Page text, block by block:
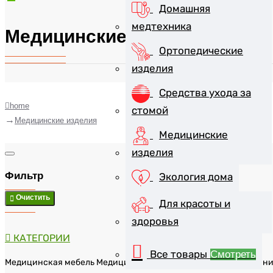
Домашняя
медтехника
Ортопедические
изделия
Средства ухода за
стомой
Медицинские
изделия
Экология дома
Для красоты и
здоровья
Все товары Смотреть
Медицинские изделия
home
Медицинские изделия
Фильтр
Очистить
КАТЕГОРИИ
Медицинская мебель Медицинские инструменты